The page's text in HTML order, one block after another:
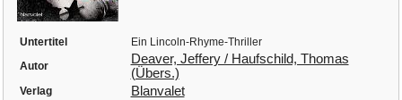
Untertitel
Ein Lincoln-Rhyme-Thriller
Autor
Deaver, Jeffery / Haufschild, Thomas
(Übers.)
Verlag Blanvalet